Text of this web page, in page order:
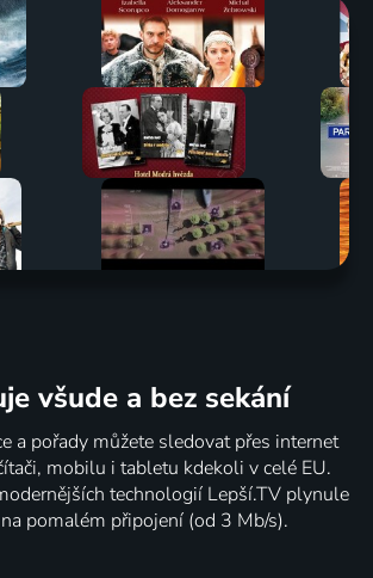
všude a bez sekání
a pořady můžete sledovat přes internet
mobilu i tabletu kdekoli v celé EU.
technologií Lepší.TV plynule
pomalém připojení (od 3 Mb/s).